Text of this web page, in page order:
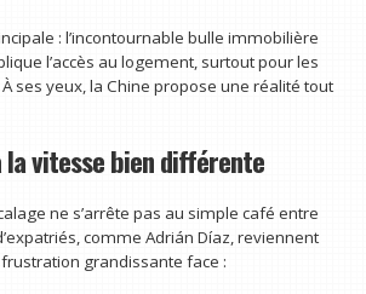
: l’incontournable bulle immobilière
l’accès au logement, surtout pour les
ses yeux, la Chine propose une réalité tout
la vitesse bien différente
ne s’arrête pas au simple café entre
comme Adrián Díaz, reviennent
grandissante face :